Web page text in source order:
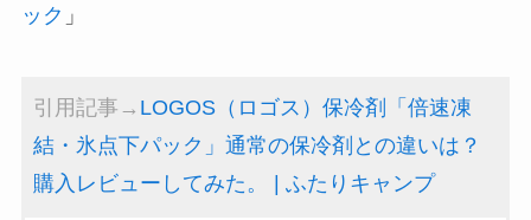
ック 」
引用記事→ LOGOS（ロゴス）保冷剤「倍速凍
結・氷点下パック」通常の保冷剤との違いは？
購入レビューしてみた。 | ふたりキャンプ